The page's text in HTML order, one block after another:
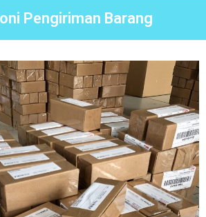
Pengiriman Barang